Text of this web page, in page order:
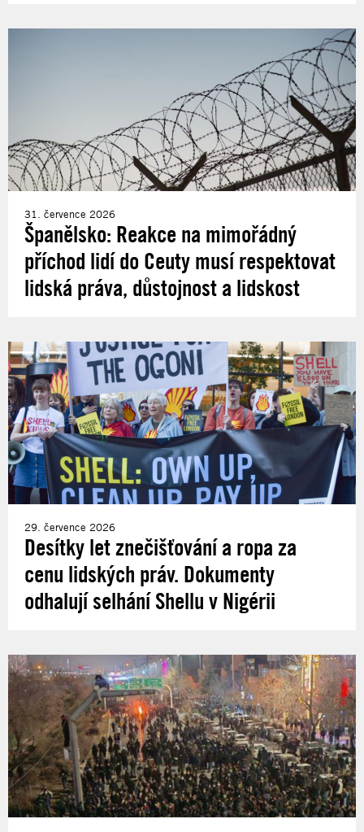
31. července 2026
Španělsko: Reakce na mimořádný
příchod lidí do Ceuty musí respektovat
lidská práva, důstojnost a lidskost
29. července 2026
Desítky let znečišťování a ropa za
cenu lidských práv. Dokumenty
odhalují selhání Shellu v Nigérii